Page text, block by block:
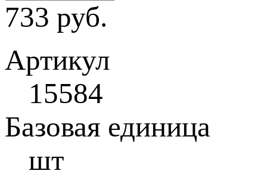
733 руб.
Артикул
15584
Базовая единица
шт